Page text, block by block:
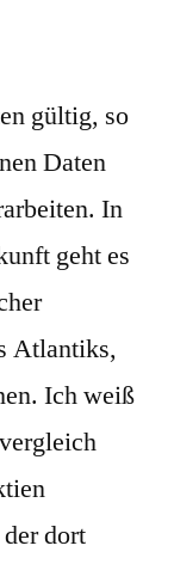
gültig, so
Daten
In
geht es
Atlantiks,
Ich weiß
dort